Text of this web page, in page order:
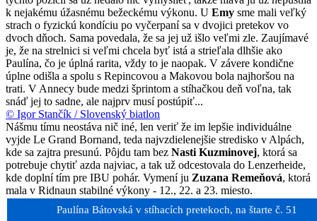
k nejakému úžasnému bežeckému výkonu. U Emy sme mali veľký
strach o fyzickú kondíciu po vyčerpaní sa v dvojici pretekov vo
dvoch dňoch. Sama povedala, že sa jej už išlo veľmi zle. Zaujímavé
je, že na strelnici si veľmi chcela byť istá a strieľala dlhšie ako
Paulína, čo je úplná rarita, vždy to je naopak. V závere kondične
úplne odišla a spolu s Repincovou a Makovou bola najhoršou na
trati. V Annecy bude medzi šprintom a stíhačkou deň voľna, tak
snáď jej to sadne, ale najprv musí postúpiť...
© Igor Stančík / Slovenský biatlon
Nášmu tímu neostáva nič iné, len veriť že im lepšie individuálne
vyjde Le Grand Bornand, teda najvzdielenejšie stredisko v Alpách,
kde sa zajtra presunú. Pôjdu tam bez Nasti Kuzminovej, ktorá sa
potrebuje chytiť azda najviac, a tak už odcestovala do Lenzerheide,
kde doplní tím pre IBU pohár. Vymení ju Zuzana Remeňová, ktorá
mala v Ridnaun stabilné výkony - 12., 22. a 23. miesto.
Paulína Bátovská v stíhacích pretekoch, na štarte č. 51